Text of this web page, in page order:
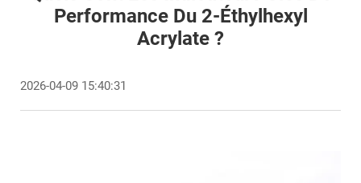
Performance Du 2-Éthylhexyl
Acrylate ?
2026-04-09 15:40:31